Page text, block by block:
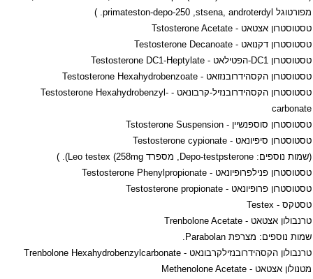
מפורטוגל stsena, androterdyl
,
primateston-depo-250
. )
טסטוסטרון אצטאט - Tstosterone Acetate
טסטוסטרון דקנואט - Testosterone Decanoate
טסטוסטרון 1
DC-הפטילאט - Testosterone DC1-Heptylate
טסטוסטרון הקסהידרובנזואט - Testosterone Hexahydrobenzoate
טסטוסטרון הקסהידרובנזיל-קרבונאט - Testosterone Hexahydrobenzyl-
carbonate
טסטוסטרון סוספנשיין - Tstosterone Suspension
טסטוסטרון סיפיונאט - Testosterone cypionate
(שמות נוספים: Depo-testpsterone , מספרד Leo testex (258mg
). )
טסטוסטרון פנילפרופיונאט - Testosterone Phenylpropionate
טסטוסטרון פרופיונאט - Testosterone propionate
טסטקס - Testex
טרנבולון אצטאט - Trenbolone Acetate
שמות נוספים: מצרפת Parabolan
.
טרנבולון הקסהידרובנזילקרבונאט - Trenbolone Hexahydrobenzylcarbonate
מטנולון אצטאט - Methenolone Acetate